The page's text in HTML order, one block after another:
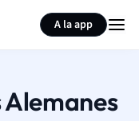
A la app
Resumir página